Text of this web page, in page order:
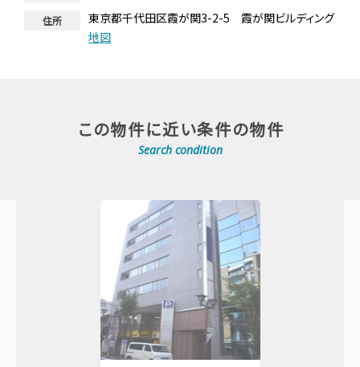
住所
東京都千代田区霞が関3-2-5 霞が関ビルディング
地図
この物件に近い条件の物件
Search condition